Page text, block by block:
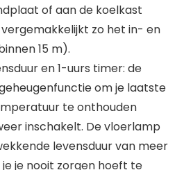
of aan de koelkast
zo het in- en
15 m).
en 1-uurs timer: de
om je laatste
te onthouden
inschakelt. De vloerlamp
levensduur van meer
je nooit zorgen hoeft te